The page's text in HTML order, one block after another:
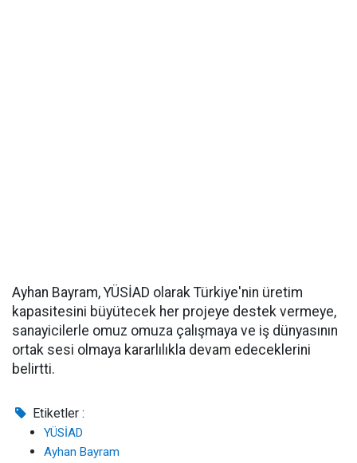
Ayhan Bayram, YÜSİAD olarak Türkiye'nin üretim
kapasitesini büyütecek her projeye destek vermeye,
sanayicilerle omuz omuza çalışmaya ve iş dünyasının
ortak sesi olmaya kararlılıkla devam edeceklerini
belirtti.
Etiketler :
YÜSİAD
Ayhan Bayram